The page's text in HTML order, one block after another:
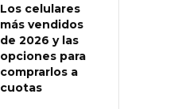
Los celulares
más vendidos
de 2026 y las
opciones para
comprarlos a
cuotas